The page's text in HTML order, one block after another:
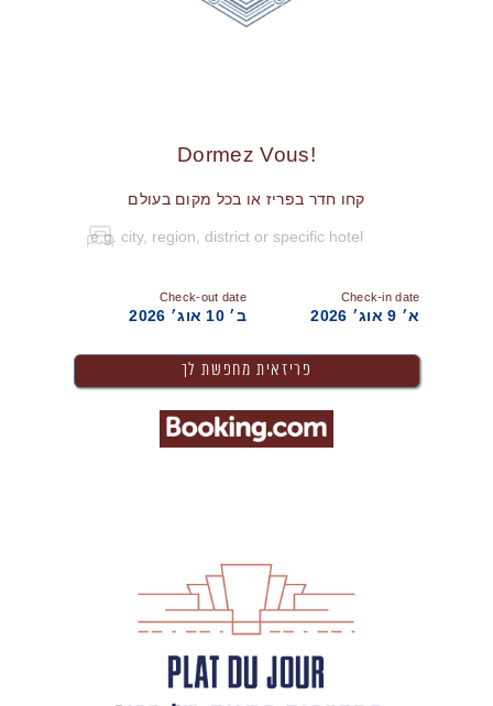
!Dormez Vous
קחו חדר בפריז או בכל מקום בעולם
Check-in date
א׳ 9 אוג׳ 2026
Check-out date
ב׳ 10 אוג׳ 2026